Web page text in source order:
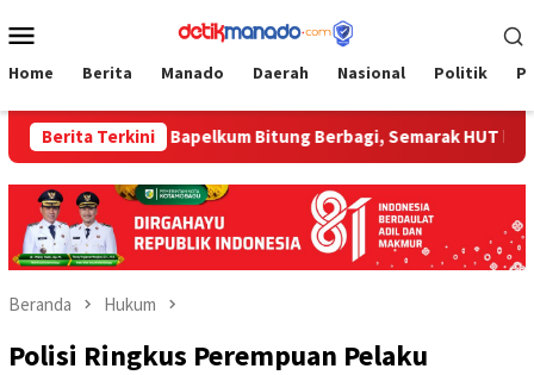
ke
Mobile
Home Berita Manado Daerah Nasional Politik
Berita Terkini‎Bapelkum Bitung Berbagi, Semarak HUT ke-81 RI
Beranda Hukum
Polisi Ringkus Perempuan Pelaku